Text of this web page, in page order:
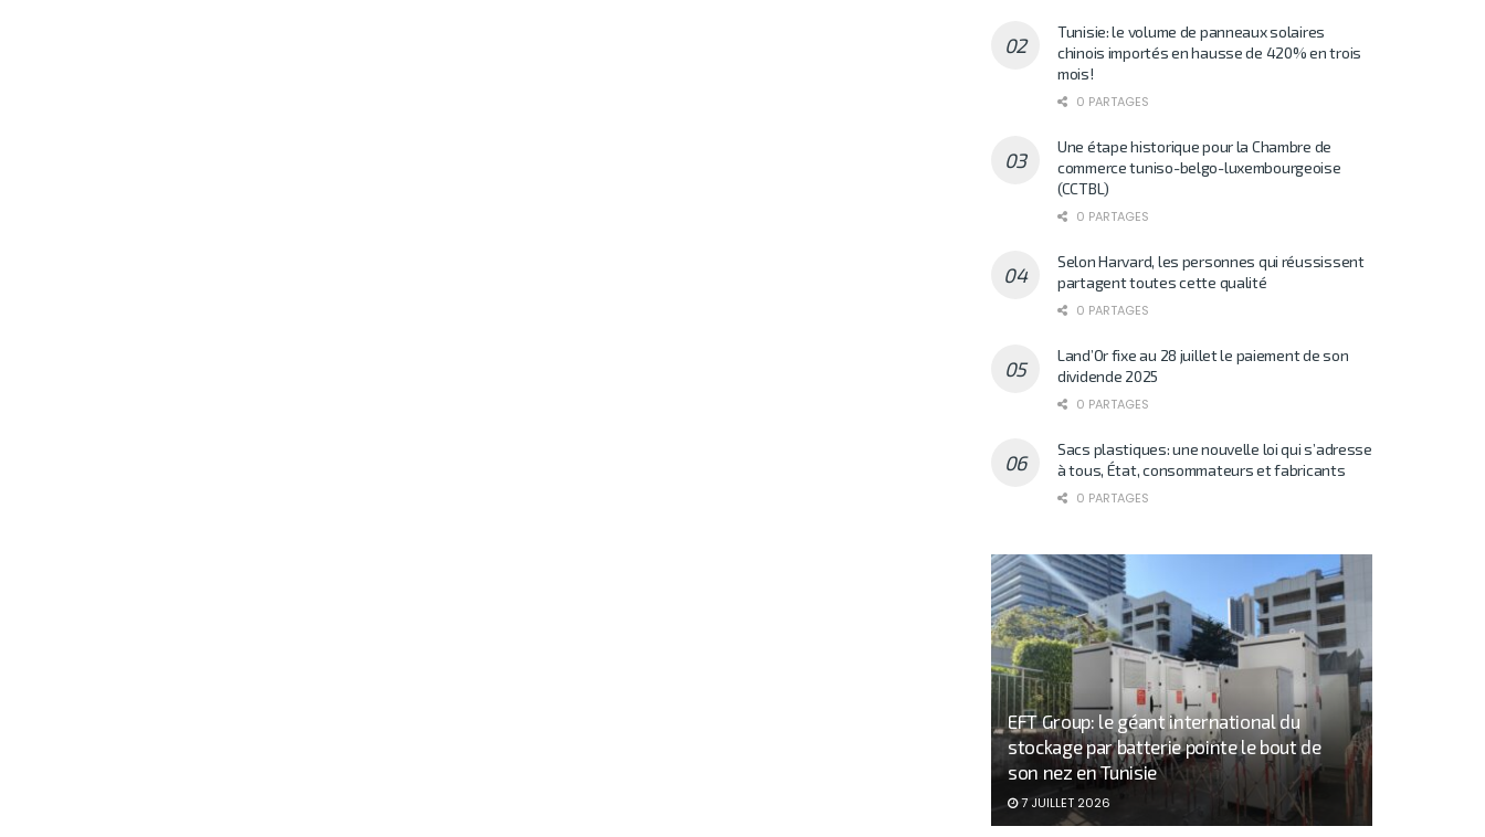
Tunisie: le volume de panneaux solaires
chinois importés en hausse de 420% en trois
mois!
0 PARTAGES
Une étape historique pour la Chambre de
commerce tuniso-belgo-luxembourgeoise
(CCTBL)
0 PARTAGES
Selon Harvard, les personnes qui réussissent
partagent toutes cette qualité
0 PARTAGES
Land’Or fixe au 28 juillet le paiement de son
dividende 2025
0 PARTAGES
Sacs plastiques: une nouvelle loi qui s’adresse
à tous, État, consommateurs et fabricants
0 PARTAGES
EFT Group: le géant international du
stockage par batterie pointe le bout de
son nez en Tunisie
7 JUILLET 2026